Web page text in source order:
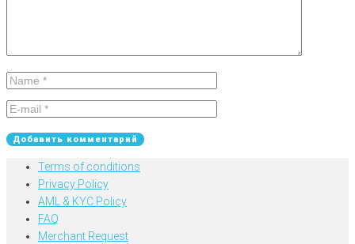
Terms of conditions
Privacy Policy
AML & KYC Policy
FAQ
Merchant Request